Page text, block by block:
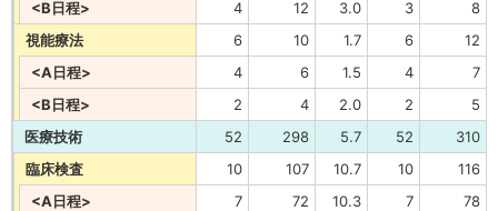
<B日程>
4 12 3.0 3
8
視能療法
6 10 1.7 6
12
<A日程>
4 6 1.5 4
7
<B日程>
2 4 2.0 2
5
医療技術
52 298 5.7 52
310
臨床検査
10 107 10.7 10
116
<A日程>
7 72 10.3 7
78